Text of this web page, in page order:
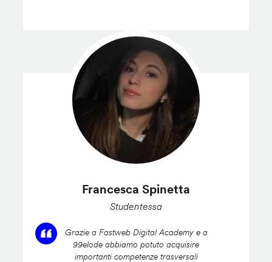
Francesca Spinetta
Studentessa
Grazie a Fastweb Digital Academy e a
99elode abbiamo potuto acquisire
importanti competenze trasversali